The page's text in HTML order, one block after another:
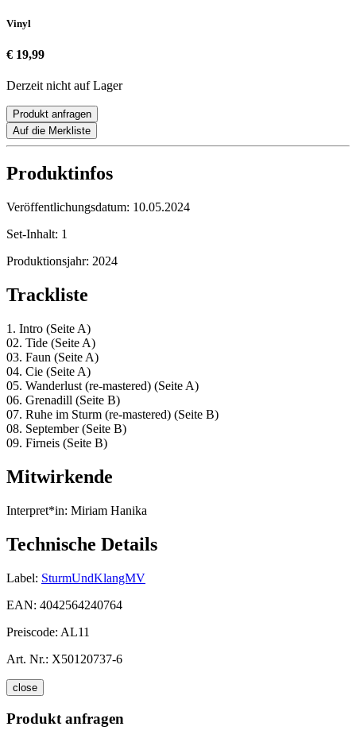
Vinyl
€ 19,99
Derzeit nicht auf Lager
Produkt anfragen
Auf die Merkliste
Produktinfos
Veröffentlichungsdatum: 10.05.2024
Set-Inhalt: 1
Produktionsjahr: 2024
Trackliste
1. Intro (Seite A)
02. Tide (Seite A)
03. Faun (Seite A)
04. Cie (Seite A)
05. Wanderlust (re-mastered) (Seite A)
06. Grenadill (Seite B)
07. Ruhe im Sturm (re-mastered) (Seite B)
08. September (Seite B)
09. Firneis (Seite B)
Mitwirkende
Interpret*in: Miriam Hanika
Technische Details
Label: SturmUndKlangMV
EAN: 4042564240764
Preiscode: AL11
Art. Nr.: X50120737-6
close
Produkt anfragen